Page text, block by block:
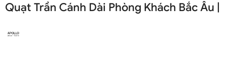
Quạt Trần Cánh Dài Phòng Khách Bắc Âu